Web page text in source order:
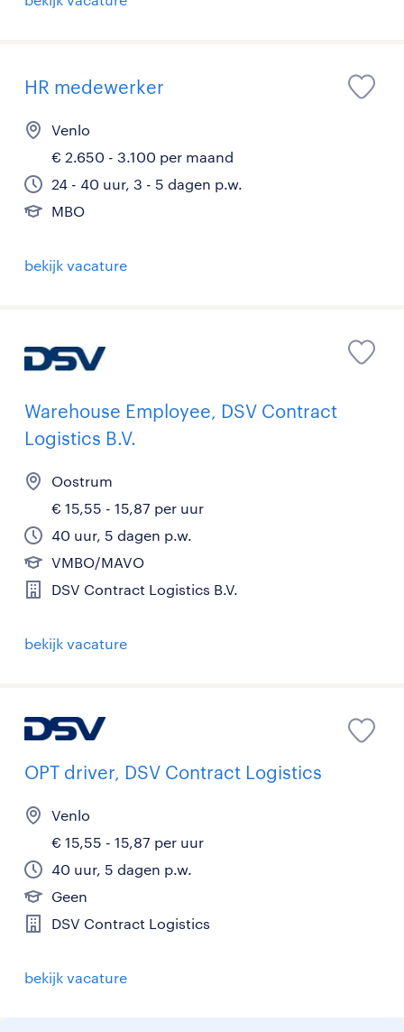
HR medewerker
Venlo
€ 2.650 - 3.100 per maand
24 - 40 uur, 3 - 5 dagen p.w.
MBO
bekijk vacature
Warehouse Employee, DSV Contract
Logistics B.V.
Oostrum
€ 15,55 - 15,87 per uur
40 uur, 5 dagen p.w.
VMBO/MAVO
DSV Contract Logistics B.V.
bekijk vacature
OPT driver, DSV Contract Logistics
Venlo
€ 15,55 - 15,87 per uur
40 uur, 5 dagen p.w.
Geen
DSV Contract Logistics
bekijk vacature